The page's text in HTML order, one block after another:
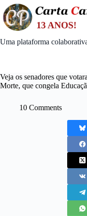
Skip
to
content
Uma plataforma
Veja os senadores que
Morte, que congela
10 Comments